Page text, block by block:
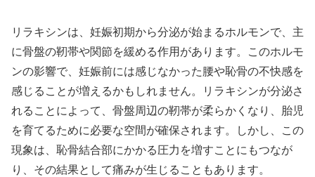
リラキシンは、妊娠初期から分泌が始まるホルモンで、主
に骨盤の靭帯や関節を緩める作用があります。このホルモ
ンの影響で、妊娠前には感じなかった腰や恥骨の不快感を
感じることが増えるかもしれません。リラキシンが分泌さ
れることによって、骨盤周辺の靭帯が柔らかくなり、胎児
を育てるために必要な空間が確保されます。しかし、この
現象は、恥骨結合部にかかる圧力を増すことにもつなが
り、その結果として痛みが生じることもあります。